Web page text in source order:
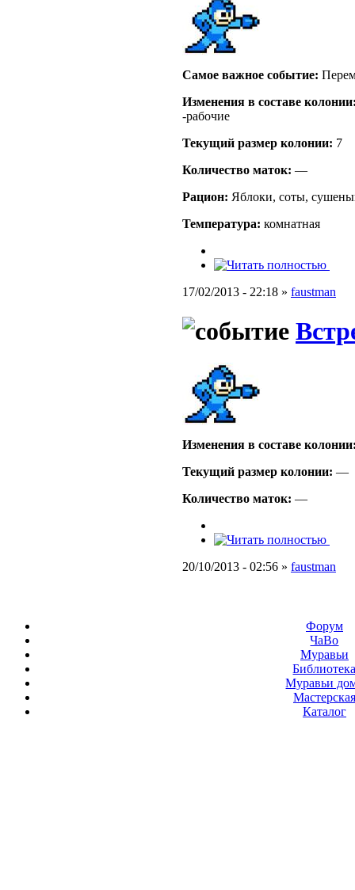
Самое важное событие:
Изменения в составе
-рабочие
Текущий размер кoлонии: 7
Количество маток: —
Рацион: Яблоки, соты,
Температура: комнатная
17/02/2013 - 22:18 » faustman
Изменения в составе
Текущий размер кoлонии: —
Количество маток: —
20/10/2013 - 02:56 » faustman
Форум
ЧаВо
Муравьи
Муравьи
Мастерская
Каталог